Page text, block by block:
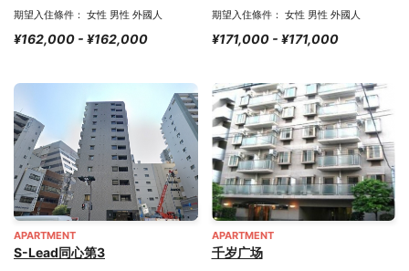
期望入住條件： 女性 男性 外國人
¥162,000 - ¥162,000
期望入住條件： 女性 男性 外國人
¥171,000 - ¥171,000
APARTMENT
S-Lead同心第3
APARTMENT
千岁广场